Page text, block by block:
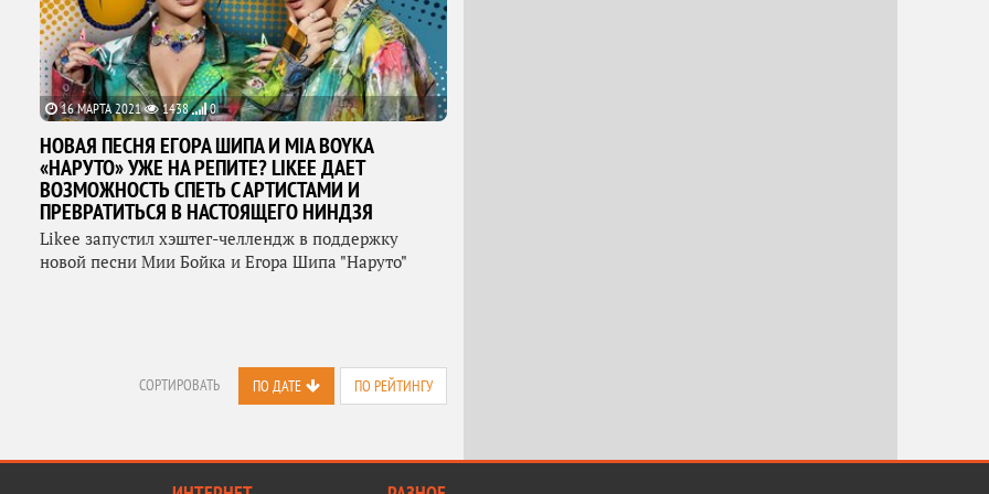
16 МАРТА 2021 1438 0
НОВАЯ ПЕСНЯ ЕГОРА ШИПА И MIA BOYKA
«НАРУТО» УЖЕ НА РЕПИТЕ? LIKEE ДАЕТ
ВОЗМОЖНОСТЬ СПЕТЬ С АРТИСТАМИ И
ПРЕВРАТИТЬСЯ В НАСТОЯЩЕГО НИНДЗЯ
Likee запустил хэштег-челлендж в поддержку
новой песни Мии Бойка и Егора Шипа "Наруто"
СОРТИРОВАТЬ ПО ДАТЕ ПО РЕЙТИНГУ